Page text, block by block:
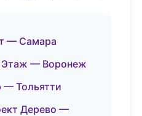
— Самара
— Воронеж
— Тольятти
Дерево —